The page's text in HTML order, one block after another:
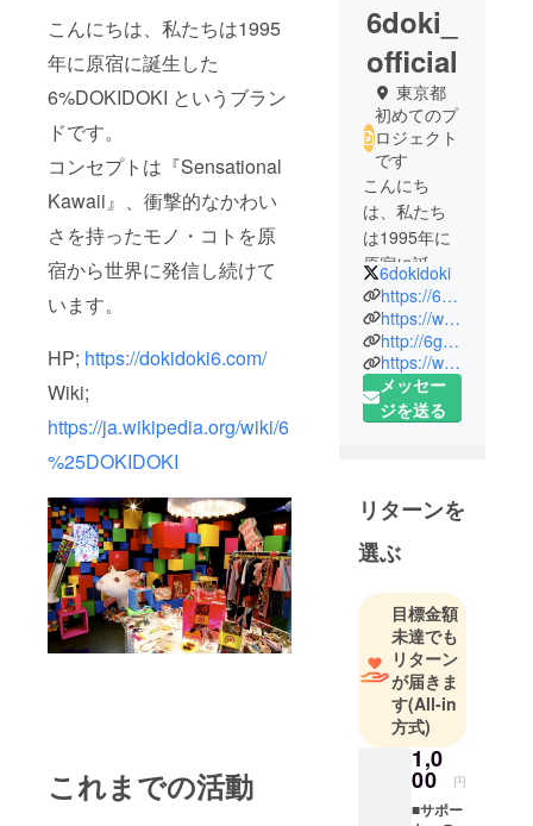
こんにちは、私たちは1995
年に原宿に誕生した
6%DOKIDOKI というブラン
ドです。
コンセプトは『Sensational
Kawaii』、衝撃的なかわい
さを持ったモノ・コトを原
宿から世界に発信し続けて
います。
HP; https://dokidoki6.com/
Wiki;
https://ja.wikipedia.org/wiki/6
%25DOKIDOKI
これまでの活動
6doki_
official
東京都
初めてのプ
ロジェクト
です
こんにち
は、私たち
は1995年に
原宿に誕生
した
6%DOKIDO
KI というブ
ランドで
す！ コンセ
プトは
Kawaii』、衝
撃的なかわ
いさを持っ
トを原宿か
ら世 界に発
信し続けて
います。
6dokidoki
https://6dokidoki.com/
https://www.instagram.com/6doki_official/
http://6girls.jugem.jp/
https://www.facebook.com/6doki.fan
メッセー
ジを送る
リターンを
選ぶ
目標金額
未達でも
リターン
が届きま
す(All-in
方式)
1,0
00 円
■サポー